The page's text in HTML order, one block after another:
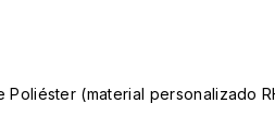
(material personalizado